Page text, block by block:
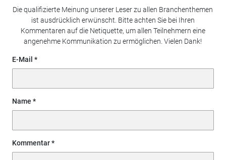
Die qualifizierte Meinung unserer Leser zu allen Branchenthemen
ist ausdrücklich erwünscht. Bitte achten Sie bei Ihren
Kommentaren auf die Netiquette, um allen Teilnehmern eine
angenehme Kommunikation zu ermöglichen. Vielen Dank!
E-Mail
Name
Kommentar